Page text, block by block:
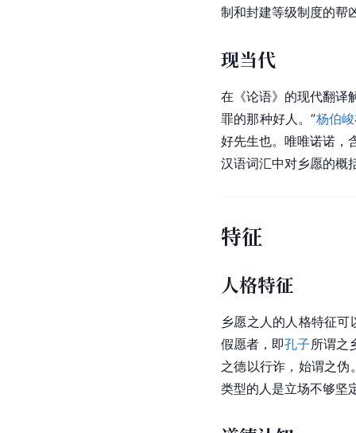
制和封建等级制度的帮
现当代
在《论语》的现代翻译
罪的那种好人。”杨伯峻
好先生也。唯唯诺诺，
汉语词汇中对乡愿的概
特征
人格特征
乡愿之人的人格特征
假愿者，即孔子 所谓之
之德以行诈，始谓之伪
类型的人是立场不够坚